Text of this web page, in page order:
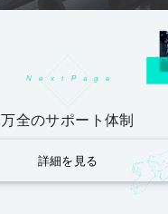
N e x t P a g e
万全のサポート体制
詳細を見る